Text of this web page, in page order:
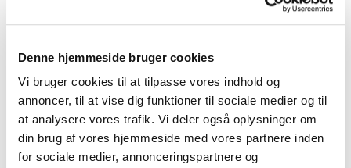
Denne hjemmeside bruger cookies
Vi bruger cookies til at tilpasse vores indhold og
annoncer, til at vise dig funktioner til sociale medier og til
at analysere vores trafik. Vi deler også oplysninger om
din brug af vores hjemmeside med vores partnere inden
for sociale medier, annonceringspartnere og